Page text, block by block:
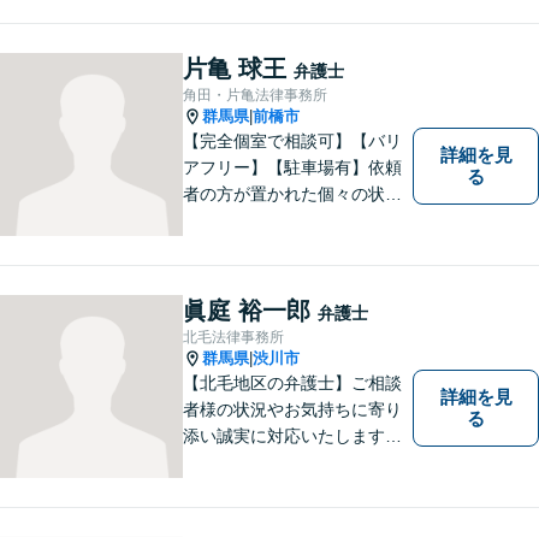
意匠登録など弁理士業務も、
幅広く対応。地域に根ざした
法律事務所／特許事務所を目
指しています。お気軽にご相
談ください。
片亀 球王 弁護士
角田・片亀法律事務所
群馬県|前橋市
【完全個室で相談可】【バリ
アフリー】【駐車場有】依頼
者の方が置かれた個々の状況
た、事案に応じて、司法書
士、税理士等他の専門職と連
携し、最善の方法で解決する
ことを目指します。
詳細を見
る
眞庭 裕一郎 弁護士
北毛法律事務所
群馬県|渋川市
【北毛地区の弁護士】ご相談
者様の状況やお気持ちに寄り
添い誠実に対応いたします。
対応します
詳細を見
る